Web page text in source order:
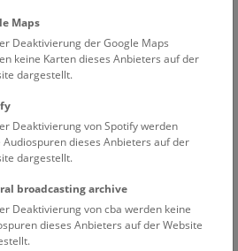
und akustisch wahrnehmen zu
Sende- und Empfangseinheit.
welche von dem
reflektiert werden. Als Sender
Überwachungs-Radar GRAVES
verwendet. Als
dem Dach des Naturhistorischen
Maps
Deaktivierung der Google Maps
keine Karten dieses Anbieters auf der
dargestellt.
Deaktivierung von Spotify werden
Audiospuren dieses Anbieters auf der
dargestellt.
broadcasting archive
Deaktivierung von cba werden keine
dieses Anbieters auf der Website